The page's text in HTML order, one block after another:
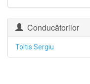
Conducătorilor
Toltis Sergiu